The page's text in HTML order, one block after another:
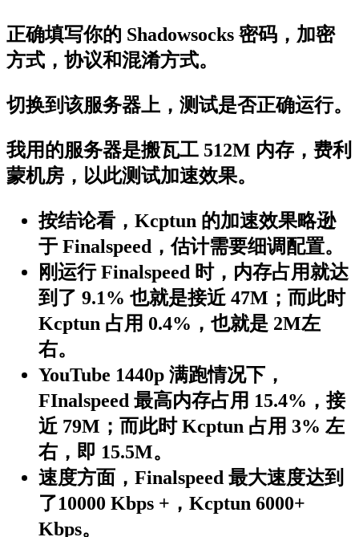
正确填写你的 Shadowsocks 密码，加密
方式，协议和混淆方式。
切换到该服务器上，测试是否正确运行。
我用的服务器是搬瓦工 512M 内存，费利
蒙机房，以此测试加速效果。
按结论看，Kcptun 的加速效果略逊
于 Finalspeed，估计需要细调配置。
刚运行 Finalspeed 时，内存占用就达
到了 9.1% 也就是接近 47M；而此时
Kcptun 占用 0.4%，也就是 2M左
右。
YouTube 1440p 满跑情况下，
FInalspeed 最高内存占用 15.4%，接
近 79M；而此时 Kcptun 占用 3% 左
右，即 15.5M。
速度方面，Finalspeed 最大速度达到
了10000 Kbps +，Kcptun 6000+
Kbps。